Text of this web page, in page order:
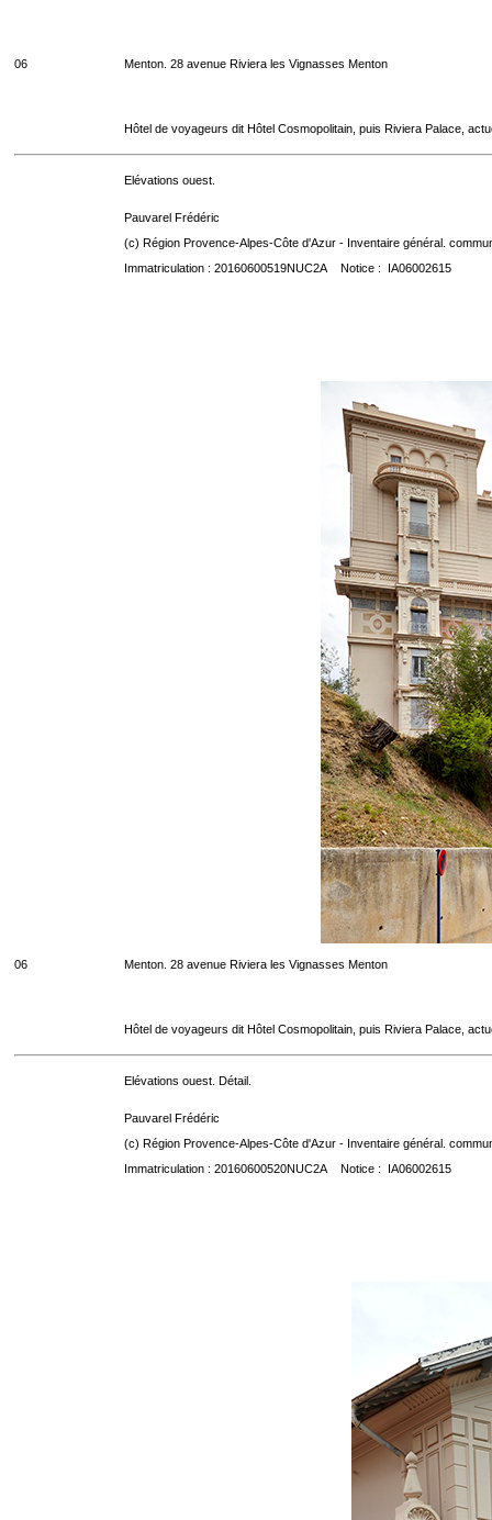
06 Menton. 28 avenue Riviera les Vignasses Menton
Hôtel de voyageurs dit Hôtel Cosmopolitain, puis Riviera Palace,
Elévations ouest.
Pauvarel Frédéric
(c) Région Provence-Alpes-Côte d'Azur - Inventaire général.
Immatriculation : 20160600519NUC2A Notice : IA06002615
06 Menton. 28 avenue Riviera les Vignasses Menton
Hôtel de voyageurs dit Hôtel Cosmopolitain, puis Riviera Palace,
Elévations ouest. Détail.
Pauvarel Frédéric
(c) Région Provence-Alpes-Côte d'Azur - Inventaire général.
Immatriculation : 20160600520NUC2A Notice : IA06002615